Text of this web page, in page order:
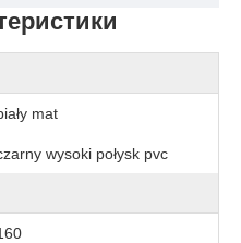
mat
wysoki połysk pvc